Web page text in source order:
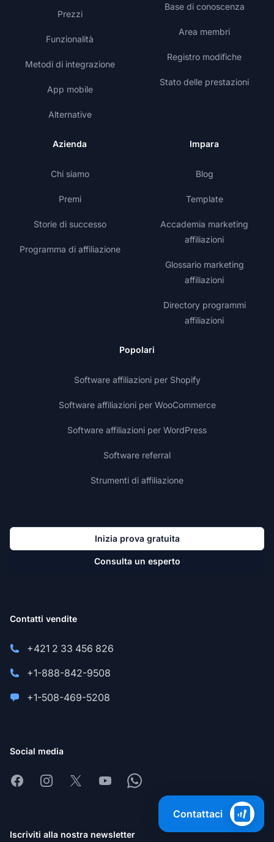
Prezzi
Funzionalità
Metodi di integrazione
App mobile
Alternative
Base di conoscenza
Area membri
Registro modifiche
Stato delle prestazioni
Azienda
Chi siamo
Premi
Storie di successo
Programma di affiliazione
Impara
Blog
Template
Accademia marketing
affiliazioni
Glossario marketing
affiliazioni
Directory programmi
affiliazioni
Popolari
Software affiliazioni per Shopify
Software affiliazioni per WooCommerce
Software affiliazioni per WordPress
Software referral
Strumenti di affiliazione
Inizia prova gratuita
Consulta un esperto
Contatti vendite
+421 2 33 456 826
+1-888-842-9508
+1-508-469-5208
Social media
FacebookInstagram
X YoutubeWhatsapp
Iscriviti alla nostra newsletter
Contattaci